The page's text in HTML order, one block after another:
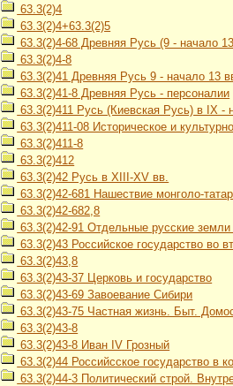
63.3(2)4
63.3(2)4+63.3(2)5
63.3(2)4-68 Древняя Русь (9 - начало
63.3(2)4-8
63.3(2)41 Древняя Русь 9 - начало 13
63.3(2)41-8 Древняя Русь - персоналии
63.3(2)411 Русь (Киевская Русь) в IX -
63.3(2)411-08 Историческое и
63.3(2)411-8
63.3(2)412
63.3(2)42 Русь в XIII-XV вв.
63.3(2)42-681 Нашествие монголо-татар
63.3(2)42-682,8
63.3(2)42-91 Отдельные русские
63.3(2)43 Российское государство во
63.3(2)43,8
63.3(2)43-37 Церковь и государство
63.3(2)43-69 Завоевание Сибири
63.3(2)43-75 Частная жизнь. Быт.
63.3(2)43-8
63.3(2)43-8 Иван IV Грозный
63.3(2)44 Российсское государство в
63.3(2)44-3 Политический строй.